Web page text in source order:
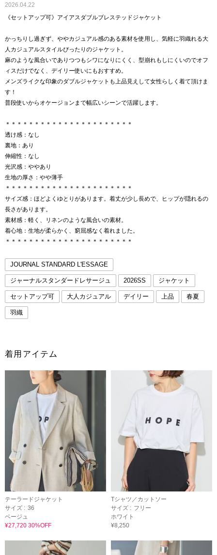
2026.04.22
《セットアップ可》アイアスダブルブレステッドジャケット
かっちりし過ぎず、ややカジュアル感のある素材を使用し、気軽に羽織れる大
人カジュアルスタイルぴったりのジャケット。
麻のような風合いでありつつもシワになりにくく、型崩れもしにくいのでオフ
ィスだけでなく、デイリー使いにもおすすめ。
メンズライクな印象のダブルジャケットも上品見えして女性らしく着て頂けま
す！
普段使いからオケージョンまで幅広いシーンで活躍します。
＊＊＊＊＊＊＊＊＊＊＊＊＊＊＊＊＊＊＊＊＊＊
透け感：なし
裏地：あり
伸縮性：なし
光沢感：ややあり
生地の厚さ：やや薄手
＊＊＊＊＊＊＊＊＊＊＊＊＊＊＊＊＊＊＊＊＊＊
サイズ感：ほどよくゆとりがあります。着丈が少し長めで、ヒップが隠れるの
長さがあります。
素材感：軽く、リネンのような風合いの素材。
着心地：生地が柔らかく、窮屈感なく着れました。
＊＊＊＊＊＊＊＊＊＊＊＊＊＊＊＊＊＊＊＊＊＊
JOURNAL STANDARD L'ESSAGE
ジャーナルスタンダードレサージュ 2026SS ジャケット
セットアップ可 大人カジュアル デイリー 上品 春夏
羽織
着用アイテム
テーラードジャケット
サイズ : 36
ベージュ
¥27,720 30%OFF
Tシャツ／カットソー
サイズ : フリー
ホワイト
¥8,250